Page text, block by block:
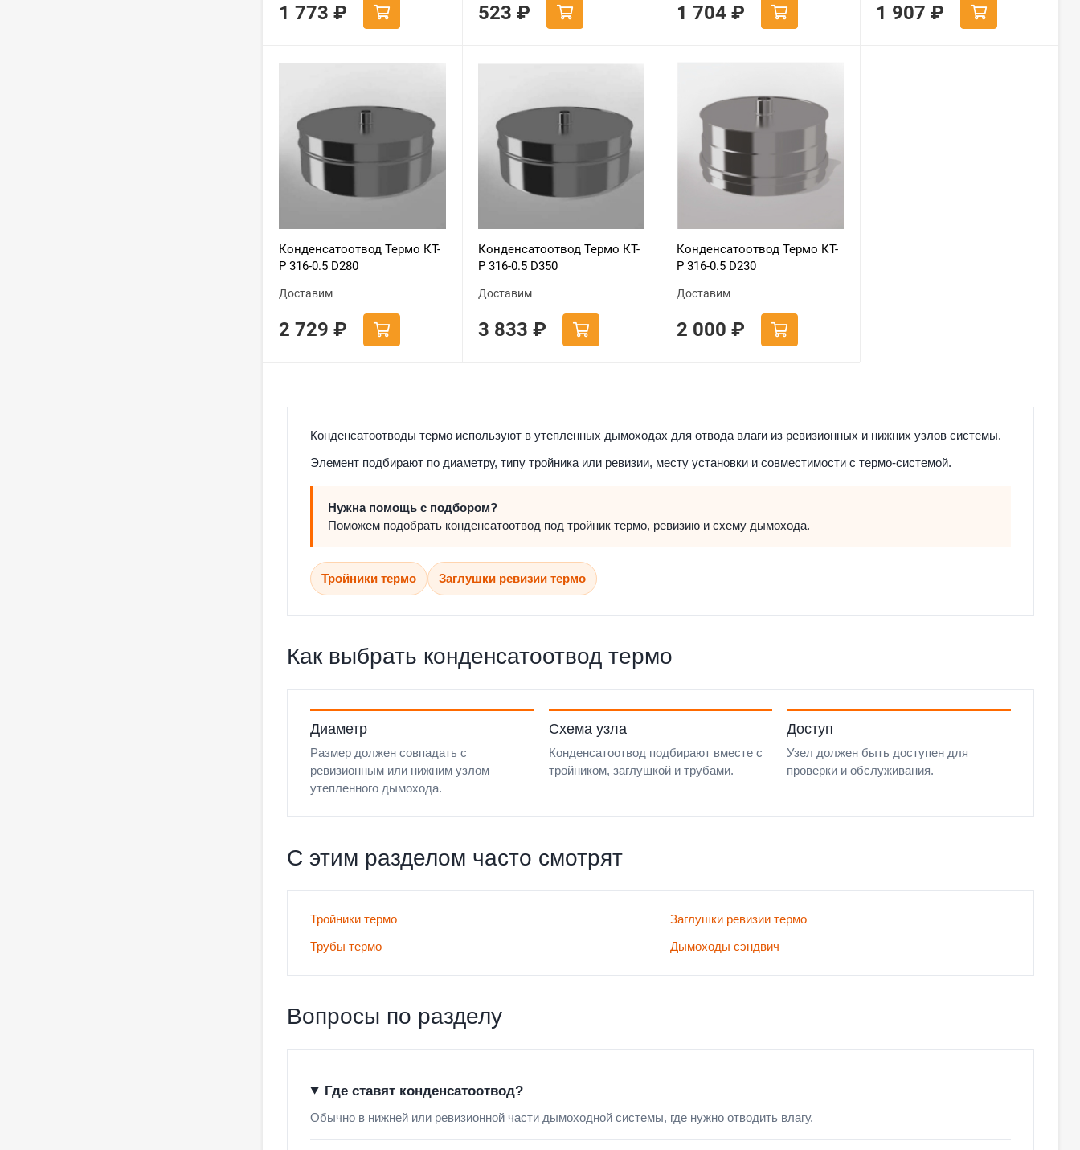
1 773 ₽ 523 ₽ 1 704 ₽ 1 907 ₽
Конденсатоотвод Термо КТ-
Р 316-0.5 D280
Доставим
2 729 ₽
Конденсатоотвод Термо КТ-
Р 316-0.5 D350
Доставим
3 833 ₽
Конденсатоотвод Термо КТ-
Р 316-0.5 D230
Доставим
2 000 ₽
Конденсатоотводы термо используют в утепленных дымоходах для отвода влаги из ревизионных и нижних узлов системы.
Элемент подбирают по диаметру, типу тройника или ревизии, месту установки и совместимости с термо-системой.
Нужна помощь с подбором?
Поможем подобрать конденсатоотвод под тройник термо, ревизию и схему дымохода.
Тройники термо Заглушки ревизии термо
Как выбрать конденсатоотвод термо
Диаметр
Размер должен совпадать с
ревизионным или нижним узлом
утепленного дымохода.
Схема узла
Конденсатоотвод подбирают вместе с
тройником, заглушкой и трубами.
Доступ
Узел должен быть доступен для
проверки и обслуживания.
С этим разделом часто смотрят
Тройники термо
Заглушки ревизии термо
Трубы термо
Дымоходы сэндвич
Вопросы по разделу
Где ставят конденсатоотвод?
Обычно в нижней или ревизионной части дымоходной системы, где нужно отводить влагу.